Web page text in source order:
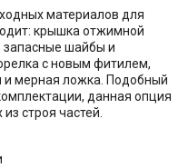
материалов для
крышка отжимной
запасные шайбы и
с новым фитилем,
и мерная ложка. Подобный
данная опция
строя частей.